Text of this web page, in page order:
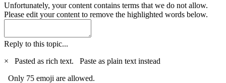
Unfortunately, your content contains terms that we do not allow.
Please edit your content to remove the highlighted words below.
Reply to this topic...
×
Pasted as rich text. Paste as plain text instead
Only 75 emoji are allowed.